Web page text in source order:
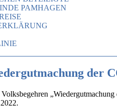
PAMHAGEN
der